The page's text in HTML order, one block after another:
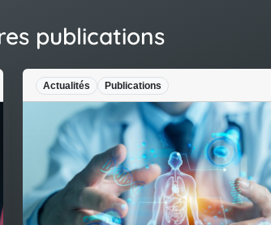
publications
Publications